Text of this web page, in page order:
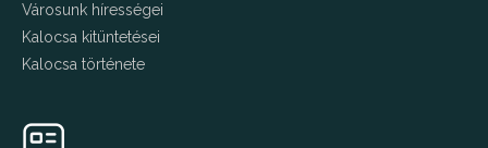
Városunk hírességei
Kalocsa kitüntetései
Kalocsa története